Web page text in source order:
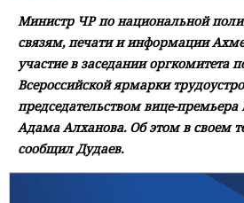
Министр ЧР по национальной
связям, печати и информации
участие в заседании оргкомитета
Всероссийской ярмарки
председательством вице-
Адама Алханова. Об этом в своем
сообщил Дудаев.